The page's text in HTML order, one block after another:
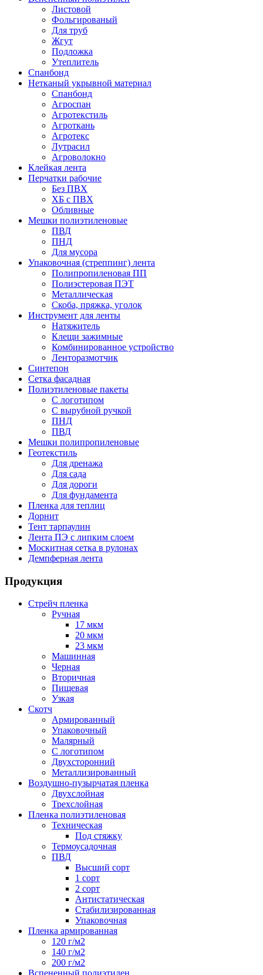
Листовой
Фольгированый
Для труб
Жгут
Подложка
Утеплитель
Спанбонд
Нетканый укрывной материал
Спанбонд
Агроспан
Агротекстиль
Агроткань
Агротекс
Лутрасил
Агроволокно
Клейкая лента
Перчатки рабочие
Без ПВХ
ХБ с ПВХ
Обливные
Мешки полиэтиленовые
ПВД
ПНД
Для мусора
Упаковочная (стреппинг) лента
Полипропиленовая ПП
Полиэстеровая ПЭТ
Металлическая
Скоба, пряжка, уголок
Инструмент для ленты
Натяжитель
Клещи зажимные
Комбинированное устройство
Ленторазмотчик
Синтепон
Сетка фасадная
Полиэтиленовые пакеты
С логотипом
С вырубной ручкой
ПНД
ПВД
Мешки полипропиленовые
Геотекстиль
Для дренажа
Для сада
Для дороги
Для фундамента
Пленка для теплиц
Дорнит
Тент тарпаулин
Лента ПЭ с липким слоем
Москитная сетка в рулонах
Демпферная лента
Продукция
Стрейч пленка
Ручная
17 мкм
20 мкм
23 мкм
Машинная
Черная
Вторичная
Пищевая
Узкая
Скотч
Армированный
Упаковочный
Малярный
С логотипом
Двухсторонний
Металлизированный
Воздушно-пузырчатая пленка
Двухслойная
Трехслойная
Пленка полиэтиленовая
Техническая
Под стяжку
Термоусадочная
ПВД
Высший сорт
1 сорт
2 сорт
Антистатическая
Стабилизированная
Упаковочная
Пленка армированная
120 г/м2
140 г/м2
200 г/м2